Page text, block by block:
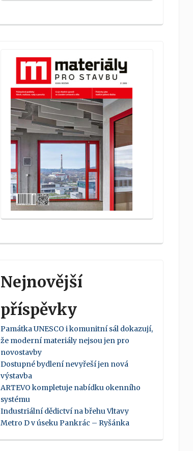
Nejnovější
příspěvky
Památka UNESCO i komunitní sál dokazují,
že moderní materiály nejsou jen pro
novostavby
Dostupné bydlení nevyřeší jen nová
výstavba
ARTEVO kompletuje nabídku okenního
systému
Industriální dědictví na břehu Vltavy
Metro D v úseku Pankrác – Ryšánka